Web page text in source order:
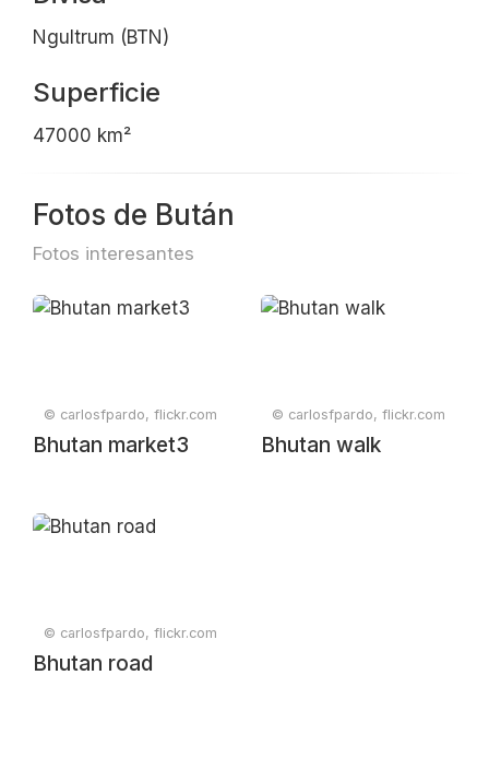
Ngultrum (BTN)
Superficie
47000 km²
Fotos de Bután
Fotos interesantes
© carlosfpardo, flickr.com
Bhutan market3
© carlosfpardo, flickr.com
Bhutan walk
© carlosfpardo, flickr.com
Bhutan road